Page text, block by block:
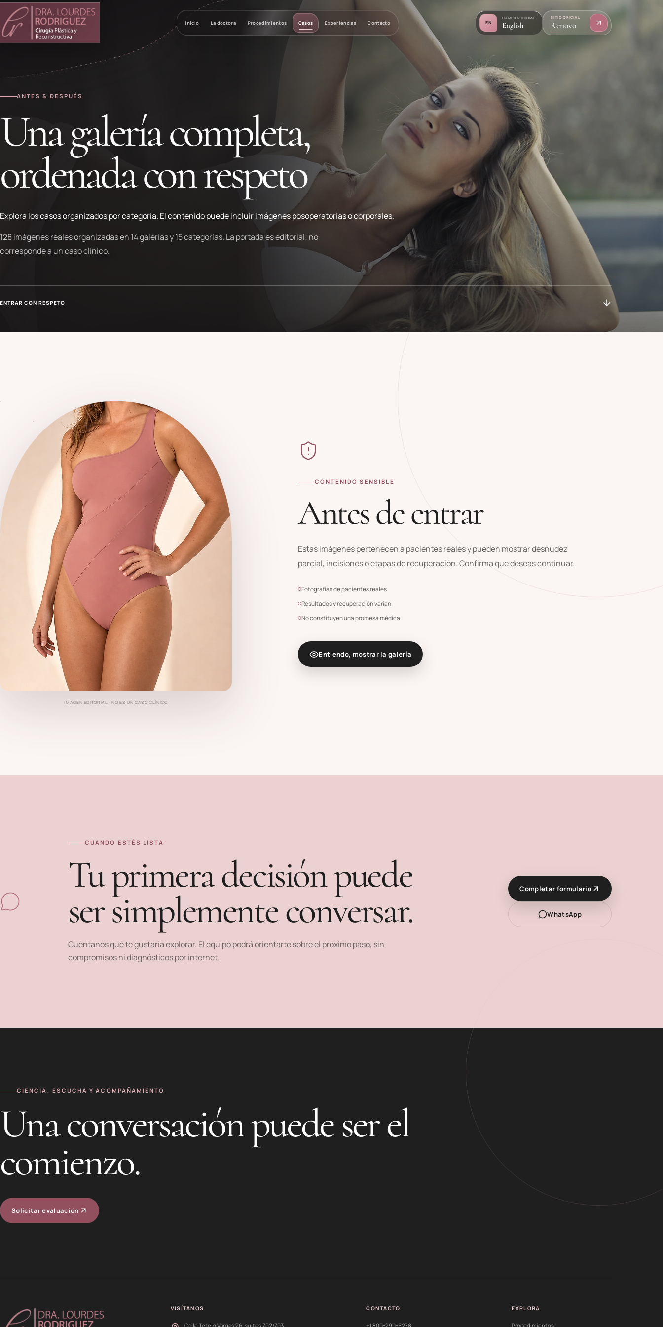
Inicio La doctora Procedimientos Casos Experiencias Contacto EN
CAMBIAR IDIOMA
English
SITIO OFICIAL
Renovo
ANTES & DESPUÉS
Una galería completa,
ordenada con respeto
Explora los casos organizados por categoría. El contenido puede incluir imágenes posoperatorias o corporales.
128 imágenes reales organizadas en 14 galerías y 15 categorías. La portada es editorial; no
corresponde a un caso clínico.
ENTRAR CON RESPETO
IMAGEN EDITORIAL · NO ES UN CASO CLÍNICO
CONTENIDO SENSIBLE
Antes de entrar
Estas imágenes pertenecen a pacientes reales y pueden mostrar desnudez
parcial, incisiones o etapas de recuperación. Confirma que deseas continuar.
Fotografías de pacientes reales
Resultados y recuperación varían
No constituyen una promesa médica
Entiendo, mostrar la galería
CUANDO ESTÉS LISTA
Tu primera decisión puede
ser simplemente conversar.
Cuéntanos qué te gustaría explorar. El equipo podrá orientarte sobre el próximo paso, sin
compromisos ni diagnósticos por internet.
Completar formulario
WhatsApp
CIENCIA, ESCUCHA Y ACOMPAÑAMIENTO
Una conversación puede ser el
comienzo.
Solicitar evaluación
VISÍTANOS
Calle Tetelo Vargas 26, suites 702/703
CONTACTO
+1 809-299-5278
EXPLORA
Procedimientos